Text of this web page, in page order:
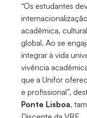
“Os estudantes
acadêmica,
global. Ao se
integrar à vida
vivência
que a Unifor
e profissional”,
Ponte Lisboa,